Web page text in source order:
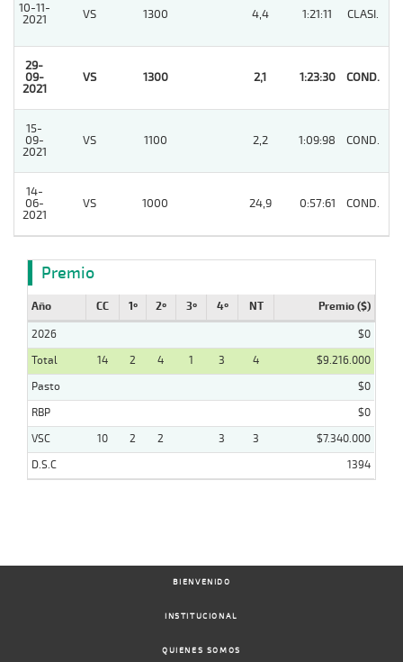
10-11-
2021
VS 1300 4,4 1:21:11 CLASI.
29-
09-
2021
VS 1300 2,1 1:23:30 COND.
15-
09-
2021
VS 1100 2,2 1:09:98 COND.
14-
06-
2021
VS 1000 24,9 0:57:61 COND.
Premio
Año CC 1º 2º 3º 4º NT Premio ($)
2026
$0
Total
14 2 4 1 3 4
$9.216.000
Pasto
$0
RBP
$0
VSC
10 2 2 3 3
$7.340.000
D.S.C
1394
BIENVENIDO
INSTITUCIONAL
QUIENES SOMOS